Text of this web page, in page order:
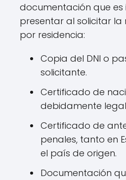
documentación que es
presentar al solicitar
por residencia:
Copia del DNI o
solicitante.
Certificado de
debidamente
Certificado de
penales, tanto en
el país de origen.
Documentación